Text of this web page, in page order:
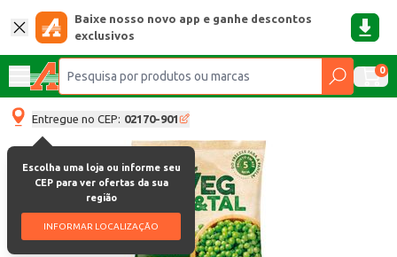
Baixe nosso novo app e ganhe descontos
exclusivos
0
Entregue no CEP: 02170-901
Escolha uma loja ou informe seu
CEP para ver ofertas da sua
região
INFORMAR LOCALIZAÇÃO